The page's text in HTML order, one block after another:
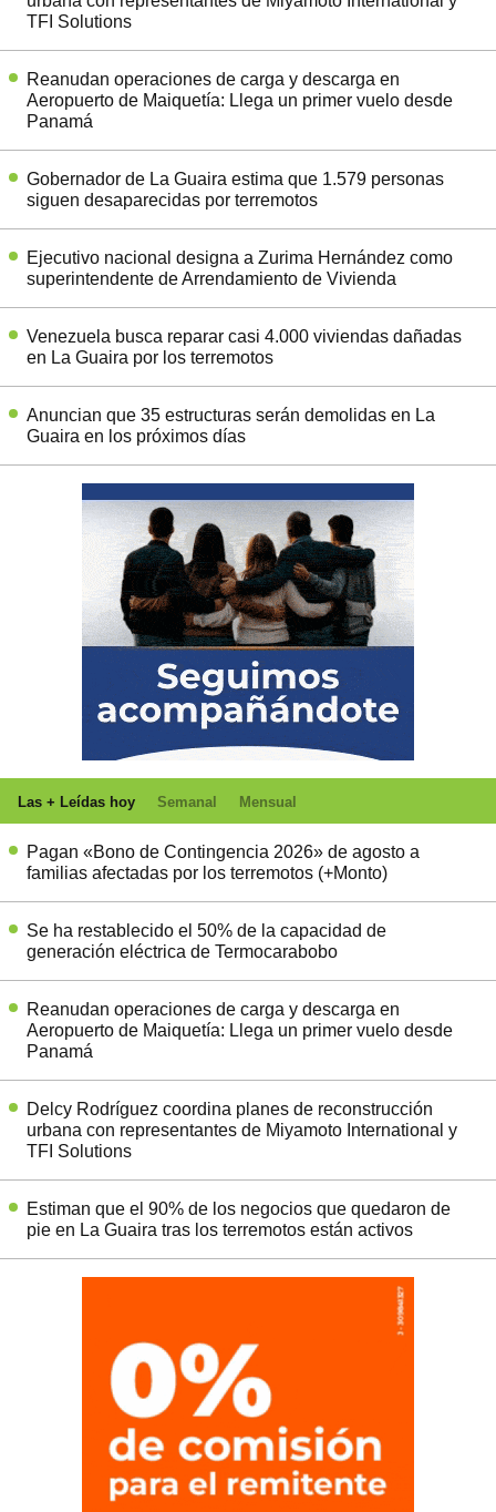
TFI Solutions
Reanudan operaciones de carga y descarga en
Aeropuerto de Maiquetía: Llega un primer vuelo desde
Panamá
Gobernador de La Guaira estima que 1.579 personas
siguen desaparecidas por terremotos
Ejecutivo nacional designa a Zurima Hernández como
superintendente de Arrendamiento de Vivienda
Venezuela busca reparar casi 4.000 viviendas dañadas
en La Guaira por los terremotos
Anuncian que 35 estructuras serán demolidas en La
Guaira en los próximos días
Las + Leídas hoy Semanal Mensual
Pagan «Bono de Contingencia 2026» de agosto a
familias afectadas por los terremotos (+Monto)
Se ha restablecido el 50% de la capacidad de
generación eléctrica de Termocarabobo
Reanudan operaciones de carga y descarga en
Aeropuerto de Maiquetía: Llega un primer vuelo desde
Panamá
Delcy Rodríguez coordina planes de reconstrucción
urbana con representantes de Miyamoto International y
TFI Solutions
Estiman que el 90% de los negocios que quedaron de
pie en La Guaira tras los terremotos están activos